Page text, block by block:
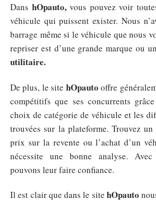
Dans hOpauto,vous pouvez voir
véhicule qui puissent exister. Nous
barrage même si le véhicule que nous
repriser est d’une grande marque ou
utilitaire.
De plus, le site hOpautooffre
compétitifs que ses concurrents
choix de catégorie de véhicule et les
trouvées sur la plateforme. Trouvez
prix sur la revente ou l’achat d’un
nécessite une bonne analyse. Avec
pouvons leur faire confiance.
Il est clair que dans le site hOpauto